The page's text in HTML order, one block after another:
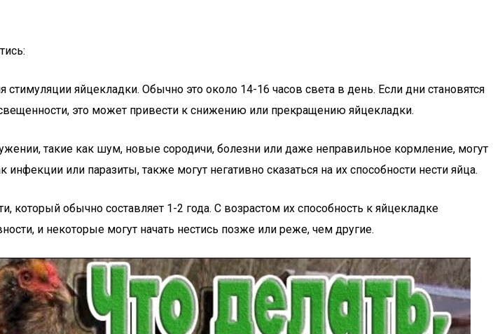
яйцекладки. Обычно это около 14-16 часов света в день. Если дни становятся
это может привести к снижению или прекращению яйцекладки.
такие как шум, новые сородичи, болезни или даже неправильное кормление, могут
или паразиты, также могут негативно сказаться на их способности нести яйца.
обычно составляет 1-2 года. С возрастом их способность к яйцекладке
и некоторые могут начать нестись позже или реже, чем другие.